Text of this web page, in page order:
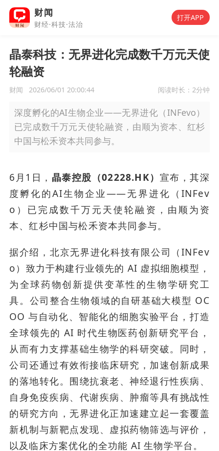
财闻
财经·科技·法治
打开APP
晶泰科技：无界进化完成数千万元天使
轮融资
财闻 2026/06/01 20:00:44 阅读时长： 2分钟
深度孵化的AI生物企业——无界进化（INFevo）
已完成数千万元天使轮融资，由顺为资本、红杉
中国与松禾资本共同参与。
6月1日， 晶泰控股（02228.HK） 宣布，其深
度孵化的AI生物企业——无界进化（INFev
o）已完成数千万元天使轮融资，由顺为资
本、红杉中国与松禾资本共同参与。
据介绍，北京无界进化科技有限公司（INFev
o）致力于构建行业领先的 AI 虚拟细胞模型，
为全球药物创新提供变革性的生物学研究工
具。公司整合生物领域的自研基础大模型 OC
OO 与自动化、智能化的细胞实验平台，打造
全球领先的 AI 时代生物医药创新研究平台，
从而有力支撑基础生物学的科研突破。同时，
公司还通过有效衔接临床研究，加速创新成果
的落地转化。围绕抗衰老、神经退行性疾病、
自身免疫疾病、代谢疾病、肿瘤等具有挑战性
的研究方向，无界进化正加速建立起一套覆盖
新机制与新靶点发现、虚拟药物筛选与评价，
以及临床方案优化的全功能 AI 生物学平台。